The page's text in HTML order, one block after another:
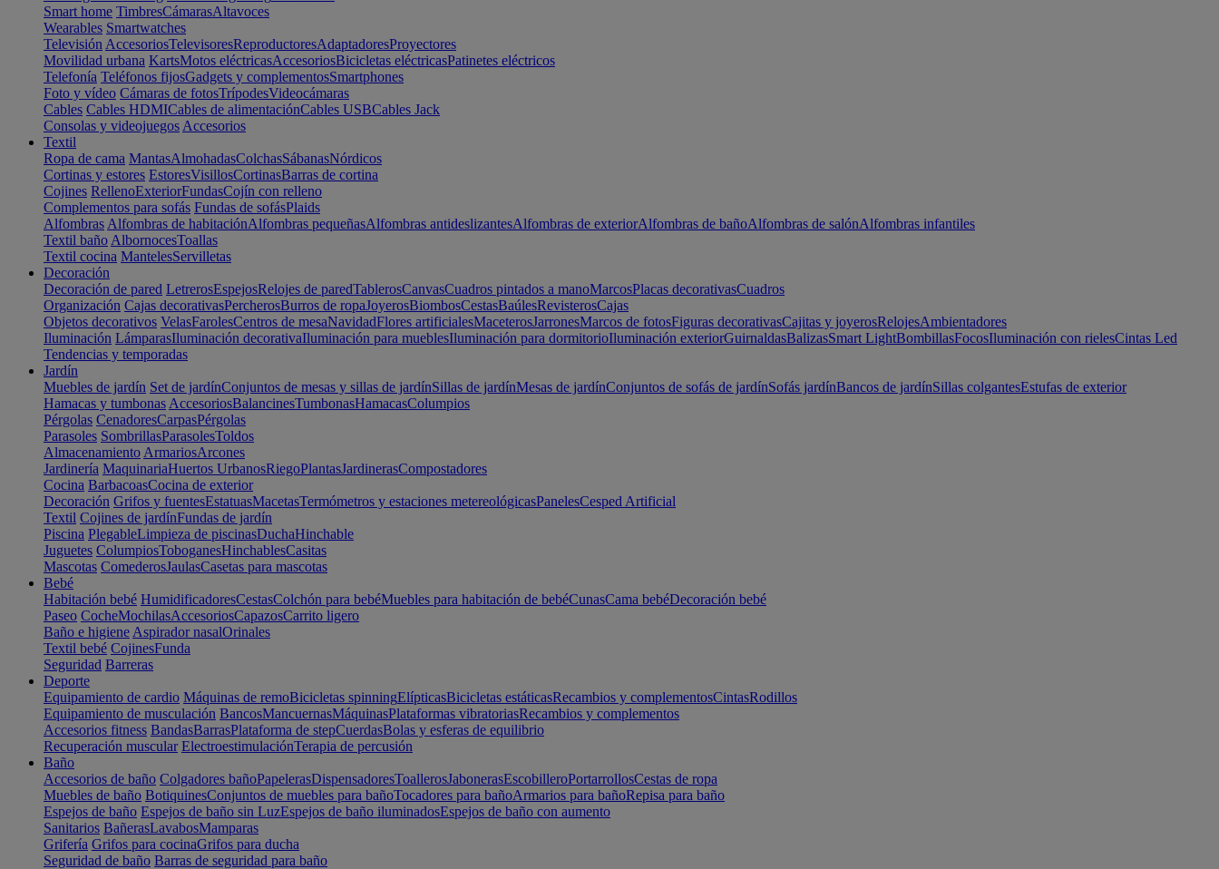
Smart home TimbresCámarasAltavoces
Wearables Smartwatches
Televisión AccesoriosTelevisoresReproductoresAdaptadoresProyectores
Movilidad urbana KartsMotos eléctricasAccesoriosBicicletas eléctricasPatinetes eléctricos
Telefonía Teléfonos fijosGadgets y complementosSmartphones
Foto y vídeo Cámaras de fotosTrípodesVideocámaras
Cables Cables HDMICables de alimentaciónCables USBCables Jack
Consolas y videojuegos Accesorios
Textil
Ropa de cama MantasAlmohadasColchasSábanasNórdicos
Cortinas y estores EstoresVisillosCortinasBarras de cortina
Cojines RellenoExteriorFundasCojín con relleno
Complementos para sofás Fundas de sofásPlaids
Alfombras Alfombras de habitaciónAlfombras pequeñasAlfombras antideslizantesAlfombras de exteriorAlfombras de bañoAlfombras de salónAlfombras infantiles
Textil baño AlbornocesToallas
Textil cocina MantelesServilletas
Decoración
Decoración de pared LetrerosEspejosRelojes de paredTablerosCanvasCuadros pintados a manoMarcosPlacas decorativasCuadros
Organización Cajas decorativasPercherosBurros de ropaJoyerosBiombosCestasBaúlesRevisterosCajas
Objetos decorativos VelasFarolesCentros de mesaNavidadFlores artificialesMaceterosJarronesMarcos de fotosFiguras decorativasCajitas y joyerosRelojesAmbientadores
Iluminación LámparasIluminación decorativaIluminación para mueblesIluminación para dormitorioIluminación exteriorGuirnaldasBalizasSmart LightBombillasFocosIluminación con rielesCintas Led
Tendencias y temporadas
Jardín
Muebles de jardín Set de jardínConjuntos de mesas y sillas de jardínSillas de jardínMesas de jardínConjuntos de sofás de jardínSofás jardínBancos de jardínSillas colgantesEstufas de exterior
Hamacas y tumbonas AccesoriosBalancinesTumbonasHamacasColumpios
Pérgolas CenadoresCarpasPérgolas
Parasoles SombrillasParasolesToldos
Almacenamiento ArmariosArcones
Jardinería MaquinariaHuertos UrbanosRiegoPlantasJardinerasCompostadores
Cocina BarbacoasCocina de exterior
Decoración Grifos y fuentesEstatuasMacetasTermómetros y estaciones metereológicasPanelesCesped Artificial
Textil Cojines de jardínFundas de jardín
Piscina PlegableLimpieza de piscinasDuchaHinchable
Juguetes ColumpiosToboganesHinchablesCasitas
Mascotas ComederosJaulasCasetas para mascotas
Bebé
Habitación bebé HumidificadoresCestasColchón para bebéMuebles para habitación de bebéCunasCama bebéDecoración bebé
Paseo CocheMochilasAccesoriosCapazosCarrito ligero
Baño e higiene Aspirador nasalOrinales
Textil bebé CojinesFunda
Seguridad Barreras
Deporte
Equipamiento de cardio Máquinas de remoBicicletas spinningElípticasBicicletas estáticasRecambios y complementosCintasRodillos
Equipamiento de musculación BancosMancuernasMáquinasPlataformas vibratoriasRecambios y complementos
Accesorios fitness BandasBarrasPlataforma de stepCuerdasBolas y esferas de equilibrio
Recuperación muscular ElectroestimulaciónTerapia de percusión
Baño
Accesorios de baño Colgadores bañoPapelerasDispensadoresToallerosJabonerasEscobilleroPortarrollosCestas de ropa
Muebles de baño BotiquinesConjuntos de muebles para bañoTocadores para bañoArmarios para bañoRepisa para baño
Espejos de baño Espejos de baño sin LuzEspejos de baño iluminadosEspejos de baño con aumento
Sanitarios BañerasLavabosMamparas
Grifería Grifos para cocinaGrifos para ducha
Seguridad de baño Barras de seguridad para baño